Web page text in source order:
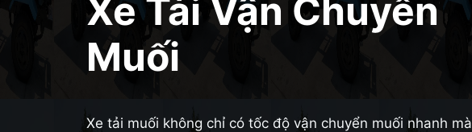
Xe Tải Vận Chuyển
Muối
Xe tải muối không chỉ có tốc độ vận chuyển muối nhanh mà